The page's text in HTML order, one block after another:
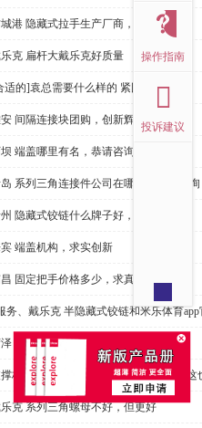
港 隐藏式拉手生产厂商，尊重客户
克 扁杆大戴乐克好质量
适的]袁总需要什么样的 紧固件？
间隔连接块团购，创新辉煌
端盖哪里有名，恭请咨询
系列三角连接件公司在哪里，免费咨询
隐藏式铰链什么牌子好，恭请来电
端盖机构，求实创新
固定把手价格多少，求真务实
务、戴乐克 半隐藏式铰链和米乐体育
桥式拉手多少钱，性价比高
杆质量不达标？无论价格多么便宜，这
克 系列三角螺母不好，但更好
操作指南
投诉建议